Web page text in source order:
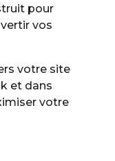
pour
vos
votre site
et dans
votre